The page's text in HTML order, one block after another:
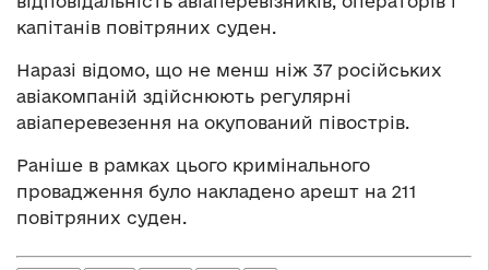
капітанів повітряних суден.
Наразі відомо, що не менш ніж 37 російських
авіакомпаній здійснюють регулярні
авіаперевезення на окупований півострів.
Раніше в рамках цього кримінального
провадження було накладено арешт на 211
повітряних суден.